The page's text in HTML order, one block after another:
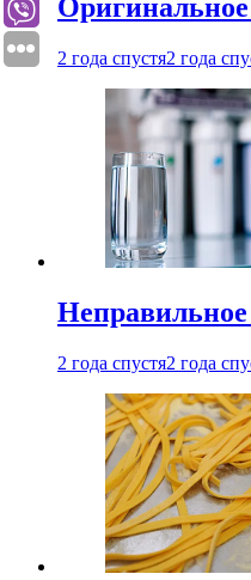
2 года спустя2 года
2 года спустя2 года